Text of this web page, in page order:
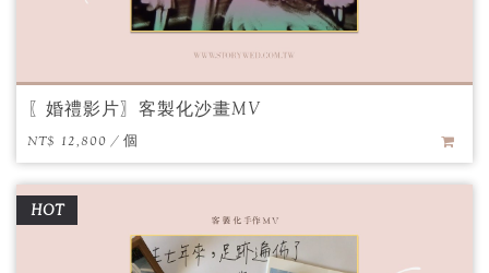
〖婚禮影片〗客製化沙畫MV
NT$ 12,800 / 個
HOT